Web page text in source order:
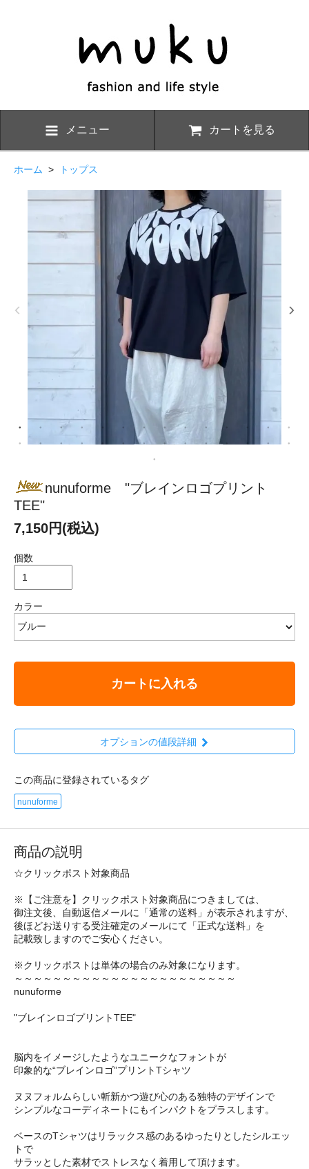
メニュー カートを見る
ホーム > トップス
nunuforme "ブレインロゴプリント
TEE"
7,150円(税込)
個数
カラー
カートに入れる
オプションの値段詳細
この商品に登録されているタグ
nunuforme
商品の説明
☆クリックポスト対象商品
※【ご注意を】クリックポスト対象商品につきましては、
御注文後、自動返信メールに「通常の送料」が表示されますが、
後ほどお送りする受注確定のメールにて「正式な送料」を
記載致しますのでご安心ください。
※クリックポストは単体の場合のみ対象になります。
～～～～～～～～～～～～～～～～～～～～～～～
nunuforme
"ブレインロゴプリントTEE"
脳内をイメージしたようなユニークなフォントが
印象的な“ブレインロゴ”プリントTシャツ
ヌヌフォルムらしい斬新かつ遊び心のある独特のデザインで
シンプルなコーディネートにもインパクトをプラスします。
ベースのTシャツはリラックス感のあるゆったりとしたシルエッ
トで
サラッとした素材でストレスなく着用して頂けます。